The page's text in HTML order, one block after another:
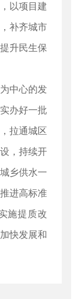
以项目建
补齐城市
升民生保
中心的发
办好一批
拉通城区
，持续开
乡供水一
进高标准
施提质改
快发展和